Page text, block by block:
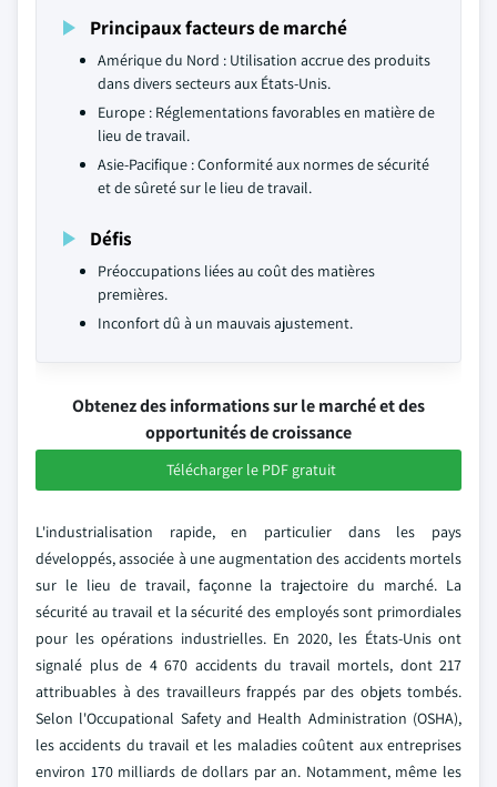
Principaux facteurs de marché
Amérique du Nord : Utilisation accrue des produits
dans divers secteurs aux États-Unis.
Europe : Réglementations favorables en matière de
lieu de travail.
Asie-Pacifique : Conformité aux normes de sécurité
et de sûreté sur le lieu de travail.
Défis
Préoccupations liées au coût des matières
premières.
Inconfort dû à un mauvais ajustement.
Obtenez des informations sur le marché et des
opportunités de croissance
Télécharger le PDF gratuit
L'industrialisation rapide, en particulier dans les pays
développés, associée à une augmentation des accidents mortels
sur le lieu de travail, façonne la trajectoire du marché. La
sécurité au travail et la sécurité des employés sont primordiales
pour les opérations industrielles. En 2020, les États-Unis ont
signalé plus de 4 670 accidents du travail mortels, dont 217
attribuables à des travailleurs frappés par des objets tombés.
Selon l'Occupational Safety and Health Administration (OSHA),
les accidents du travail et les maladies coûtent aux entreprises
environ 170 milliards de dollars par an. Notamment, même les